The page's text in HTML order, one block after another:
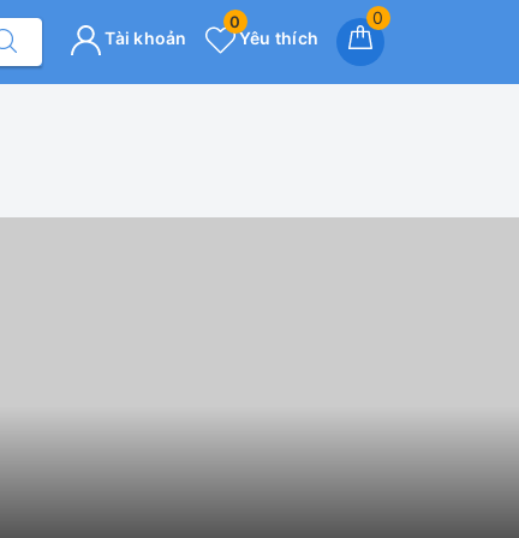
0
Yêu thích
0
Tài khoản